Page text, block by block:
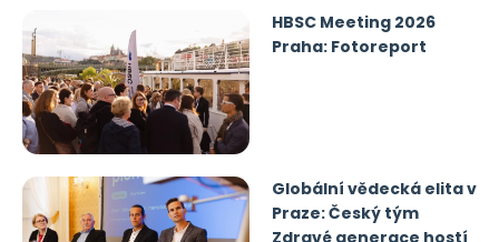
HBSC Meeting 2026
Praha: Fotoreport
Globální vědecká elita v
Praze: Český tým
Zdravé generace hostí